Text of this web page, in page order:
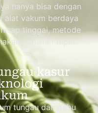
hanya bisa dengan
alat vakum berdaya
tinggai, metode
haruslah tepat.
kasur
tungau dan debu